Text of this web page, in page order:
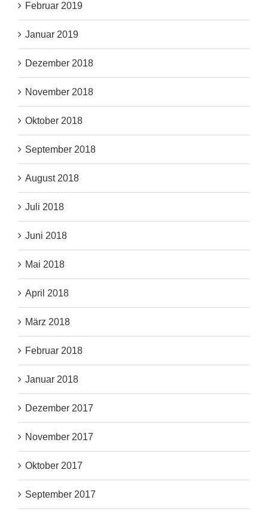
Februar 2019
Januar 2019
Dezember 2018
November 2018
Oktober 2018
September 2018
August 2018
Juli 2018
Juni 2018
Mai 2018
April 2018
März 2018
Februar 2018
Januar 2018
Dezember 2017
November 2017
Oktober 2017
September 2017